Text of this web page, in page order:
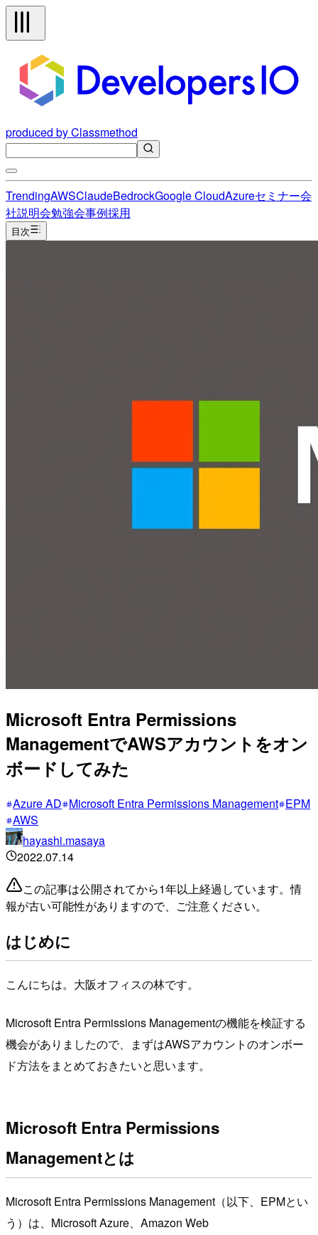
produced by Classmethod
TrendingAWSClaudeBedrockGoogle CloudAzureセミナー会
社説明会勉強会事例採用
目次
Microsoft Entra Permissions
ManagementでAWSアカウントをオン
ボードしてみた
Azure AD Microsoft Entra Permissions Management EPM
AWS
hayashi.masaya
2022.07.14
この記事は公開されてから1年以上経過しています。情
報が古い可能性がありますので、ご注意ください。
はじめに
こんにちは。大阪オフィスの林です。
Microsoft Entra Permissions Managementの機能を検証する
機会がありましたので、まずはAWSアカウントのオンボー
ド方法をまとめておきたいと思います。
Microsoft Entra Permissions
Managementとは
Microsoft Entra Permissions Management（以下、EPMとい
う）は、Microsoft Azure、Amazon Web